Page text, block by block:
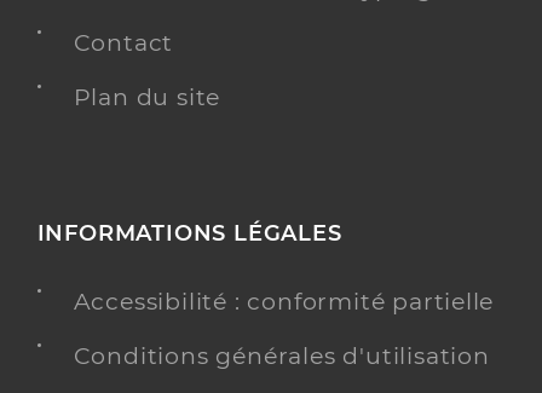
Contact
Plan du site
INFORMATIONS LÉGALES
Accessibilité : conformité partielle
Conditions générales d'utilisation